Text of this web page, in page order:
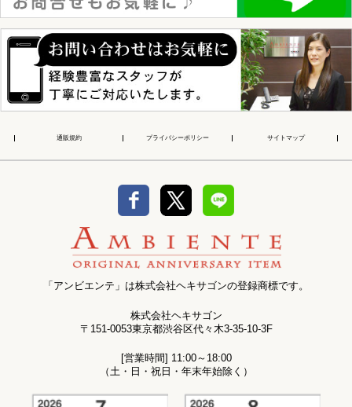
通販規約 プライバシーポリシー サイトマップ
「アンビエンテ」は株式会社ヘキサゴンの登録商標です。
株式会社ヘキサゴン
〒151-0053東京都渋谷区代々木3-35-10-3F
[営業時間] 11:00～18:00
（土・日・祝日・年末年始除く）